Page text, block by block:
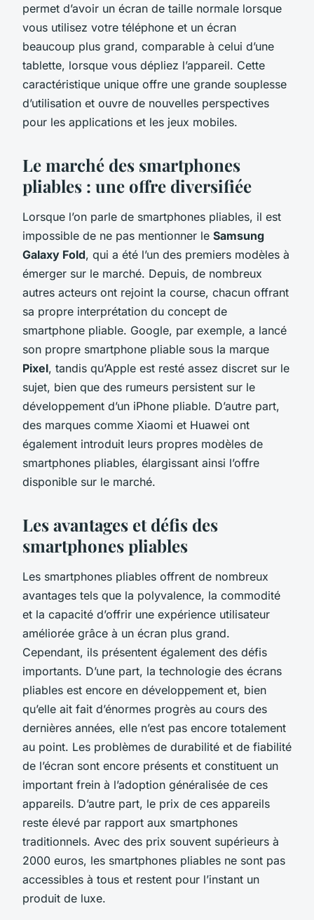
permet d’avoir un écran de taille normale lorsque
vous utilisez votre téléphone et un écran
beaucoup plus grand, comparable à celui d’une
tablette, lorsque vous dépliez l’appareil. Cette
caractéristique unique offre une grande souplesse
d’utilisation et ouvre de nouvelles perspectives
pour les applications et les jeux mobiles.
Le marché des smartphones
pliables : une offre diversifiée
Lorsque l’on parle de smartphones pliables, il est
impossible de ne pas mentionner le Samsung
Galaxy Fold, qui a été l’un des premiers modèles à
émerger sur le marché. Depuis, de nombreux
autres acteurs ont rejoint la course, chacun offrant
sa propre interprétation du concept de
smartphone pliable. Google, par exemple, a lancé
son propre smartphone pliable sous la marque
Pixel, tandis qu’Apple est resté assez discret sur le
sujet, bien que des rumeurs persistent sur le
développement d’un iPhone pliable. D’autre part,
des marques comme Xiaomi et Huawei ont
également introduit leurs propres modèles de
smartphones pliables, élargissant ainsi l’offre
disponible sur le marché.
Les avantages et défis des
smartphones pliables
Les smartphones pliables offrent de nombreux
avantages tels que la polyvalence, la commodité
et la capacité d’offrir une expérience utilisateur
améliorée grâce à un écran plus grand.
Cependant, ils présentent également des défis
importants. D’une part, la technologie des écrans
pliables est encore en développement et, bien
qu’elle ait fait d’énormes progrès au cours des
dernières années, elle n’est pas encore totalement
au point. Les problèmes de durabilité et de fiabilité
de l’écran sont encore présents et constituent un
important frein à l’adoption généralisée de ces
appareils. D’autre part, le prix de ces appareils
reste élevé par rapport aux smartphones
traditionnels. Avec des prix souvent supérieurs à
2000 euros, les smartphones pliables ne sont pas
accessibles à tous et restent pour l’instant un
produit de luxe.